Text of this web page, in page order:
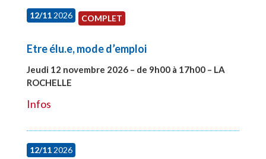
12/112026 COMPLET
Etre élu.e, mode d’emploi
Jeudi 12 novembre 2026 – de 9h00 à 17h00 – LA
ROCHELLE
Infos
12/112026